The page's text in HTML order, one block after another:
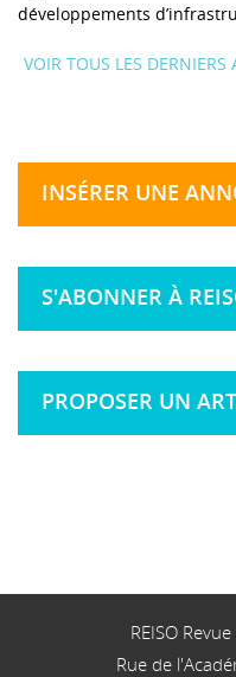
développements
VOIR TOUS LES DERNIERS
INSÉRER UNE
S'ABONNER À
PROPOSER UN
REISO
Rue de